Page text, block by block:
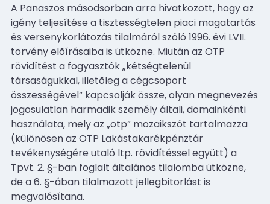
A Panaszos másodsorban arra hivatkozott, hogy az
igény teljesítése a tisztességtelen piaci magatartás
és versenykorlátozás tilalmáról szóló 1996. évi LVII.
törvény elõírásaiba is ütközne. Miután az OTP
rövidítést a fogyasztók „kétségtelenül
társaságukkal, illetõleg a cégcsoport
összességével” kapcsolják össze, olyan megnevezés
jogosulatlan harmadik személy általi, domainkénti
használata, mely az „otp” mozaikszót tartalmazza
(különösen az OTP Lakástakarékpénztár
tevékenységére utaló ltp. rövidítéssel együtt) a
Tpvt. 2. §-ban foglalt általános tilalomba ütközne,
de a 6. §-ában tilalmazott jellegbitorlást is
megvalósítana.